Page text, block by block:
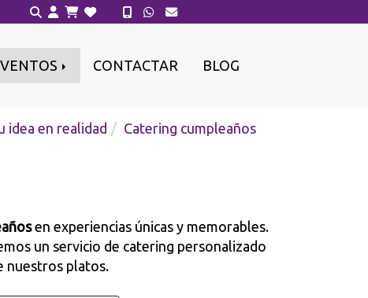
CONTACTAR BLOG
idea en realidad Catering cumpleaños
en experiencias únicas y memorables.
un servicio de catering personalizado
nuestros platos.